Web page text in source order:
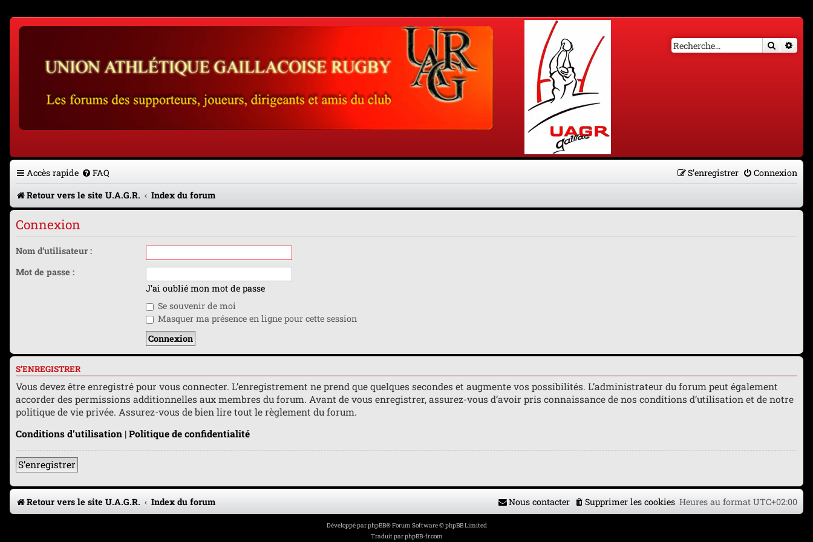
Accès rapide FAQ Connexion
S’enregistrer
Retour vers le site U.A.G.R.
Index du forum
Connexion
Nom d’utilisateur :
Mot de passe :
J’ai oublié mon mot de passe
Se souvenir de moi
Masquer ma présence en ligne pour cette session
S’ENREGISTRER
Vous devez être enregistré pour vous connecter. L’enregistrement ne prend que quelques secondes et augmente vos possibilités. L’administrateur du forum peut également
accorder des permissions additionnelles aux membres du forum. Avant de vous enregistrer, assurez-vous d’avoir pris connaissance de nos conditions d’utilisation et de notre
politique de vie privée. Assurez-vous de bien lire tout le règlement du forum.
Conditions d’utilisation | Politique de confidentialité
S’enregistrer
Retour vers le site U.A.G.R. Index du forum Heures au format UTC+02:00
Supprimer les cookies
Nous contacter
Développé parphpBB® Forum Software © phpBB Limited
Traduit parphpBB-fr.com